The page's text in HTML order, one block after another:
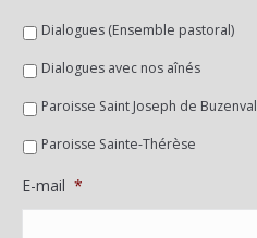
Dialogues (Ensemble pastoral)
Dialogues avec nos aînés
Paroisse Saint Joseph de Buzenval
Paroisse Sainte-Thérèse
E-mail *